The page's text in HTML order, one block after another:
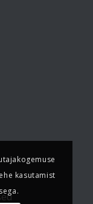
kasutamist